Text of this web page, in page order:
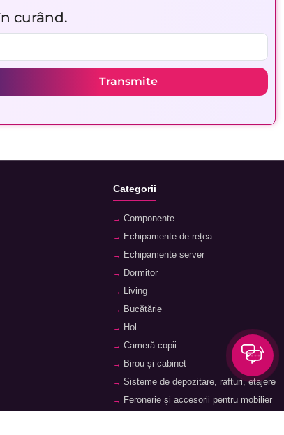
curând.
Transmite
Categorii
Componente
Echipamente de rețea
Echipamente server
Dormitor
Living
Bucătărie
Hol
Cameră copii
Birou și cabinet
Sisteme de depozitare, rafturi, etajere
Feronerie și accesorii pentru mobilier